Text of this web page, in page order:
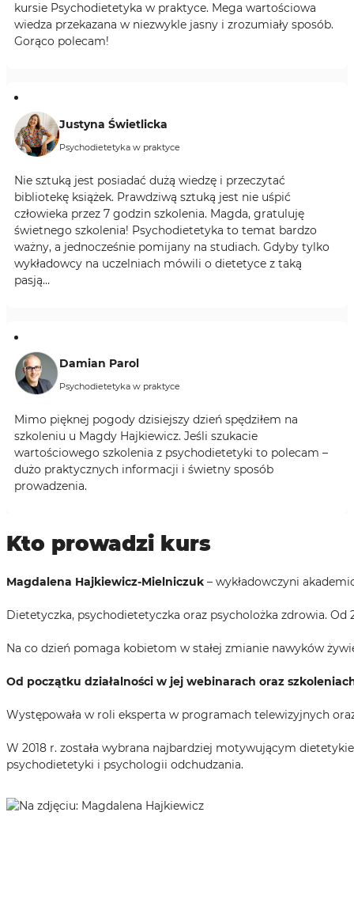
kursie Psychodietetyka w praktyce. Mega wartościowa
wiedza przekazana w niezwykle jasny i zrozumiały sposób.
Gorąco polecam!
Justyna Świetlicka
Psychodietetyka w praktyce
Nie sztuką jest posiadać dużą wiedzę i przeczytać
bibliotekę książek. Prawdziwą sztuką jest nie uśpić
człowieka przez 7 godzin szkolenia. Magda, gratuluję
świetnego szkolenia! Psychodietetyka to temat bardzo
ważny, a jednocześnie pomijany na studiach. Gdyby tylko
wykładowcy na uczelniach mówili o dietetyce z taką
pasją…
Damian Parol
Psychodietetyka w praktyce
Mimo pięknej pogody dzisiejszy dzień spędziłem na
szkoleniu u Magdy Hajkiewicz. Jeśli szukacie
wartościowego szkolenia z psychodietetyki to polecam –
dużo praktycznych informacji i świetny sposób
prowadzenia.
Kto prowadzi kurs
Magdalena Hajkiewicz-Mielniczuk – wykładowczyni
Dietetyczka, psychodietetyczka oraz psycholożka zdrowia.
Na co dzień pomaga kobietom w stałej zmianie nawyków
Od początku działalności w jej webinarach oraz
Występowała w roli eksperta w programach telewizyjnych
W 2018 r. została wybrana najbardziej motywującym
psychodietetyki i psychologii odchudzania.